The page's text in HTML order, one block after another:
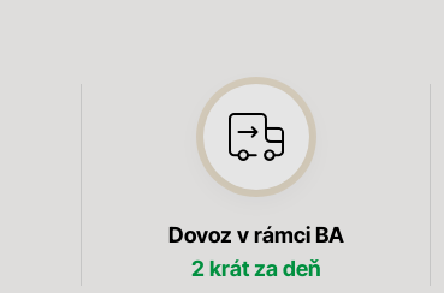
Dovoz v rámci BA
2 krát za deň